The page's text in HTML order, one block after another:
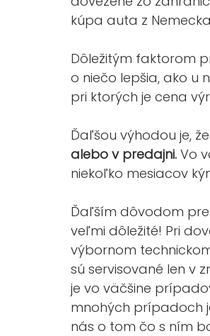
kúpa auta z
Dôležitým faktorom
o niečo lepšia, ako u
pri ktorých je cena
Ďaľšou výhodou je,
alebo v predajni. Vo
niekoľko mesiacov
Ďaľším dôvodom
veľmi dôležité! Pri
výbornom
sú servisované len v
je vo väčšine
mnohých prípadoch
nás o tom čo s ním